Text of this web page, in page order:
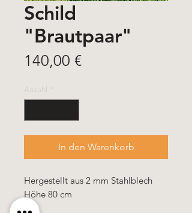
Schild
"Brautpaar"
140,00 €Preis
Anzahl
In den Warenkorb
Hergestellt aus 2 mm Stahlblech
Höhe 80 cm